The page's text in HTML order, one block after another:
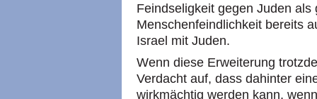
Feindseligkeit gegen Juden als
Menschenfeindlichkeit bereits
Israel mit Juden.
Wenn diese Erweiterung
Verdacht auf, dass dahinter
wirkmächtig werden kann,